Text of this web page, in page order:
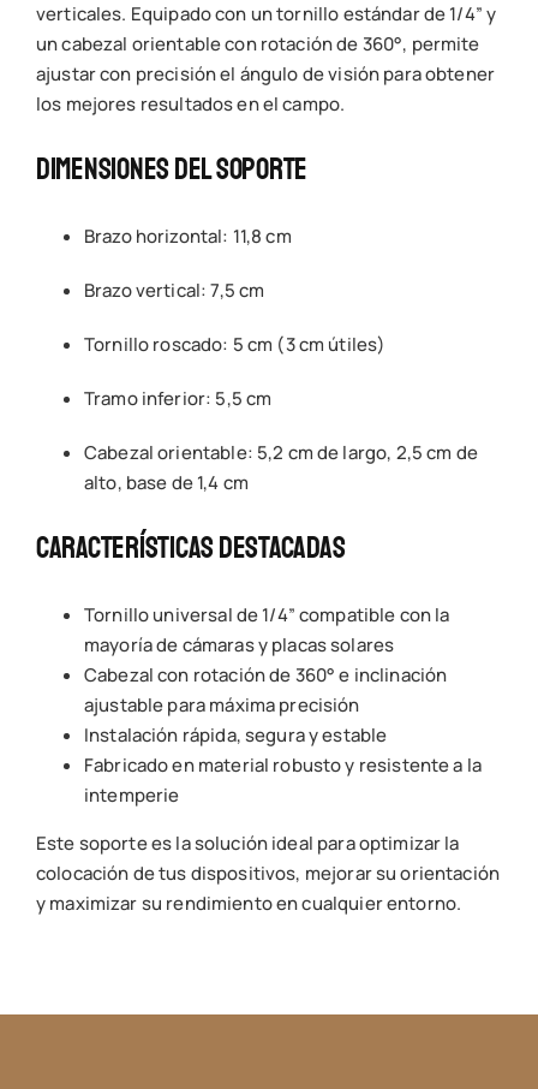
verticales. Equipado con un tornillo estándar de 1/4” y
un cabezal orientable con rotación de 360°, permite
ajustar con precisión el ángulo de visión para obtener
los mejores resultados en el campo.
Dimensiones Del Soporte
Brazo horizontal: 11,8 cm
Brazo vertical: 7,5 cm
Tornillo roscado: 5 cm (3 cm útiles)
Tramo inferior: 5,5 cm
Cabezal orientable: 5,2 cm de largo, 2,5 cm de
alto, base de 1,4 cm
Características Destacadas
Tornillo universal de 1/4” compatible con la
mayoría de cámaras y placas solares
Cabezal con rotación de 360° e inclinación
ajustable para máxima precisión
Instalación rápida, segura y estable
Fabricado en material robusto y resistente a la
intemperie
Este soporte es la solución ideal para optimizar la
colocación de tus dispositivos, mejorar su orientación
y maximizar su rendimiento en cualquier entorno.